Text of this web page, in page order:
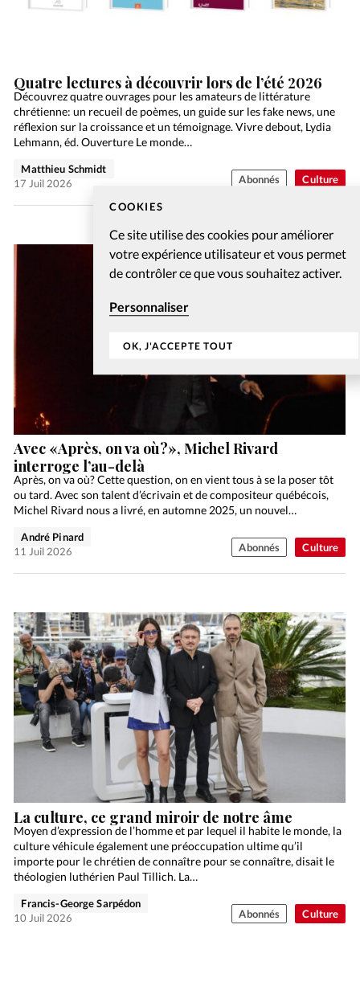
COOKIES
Ce site utilise des cookies pour améliorer
votre expérience utilisateur et vous permet
de contrôler ce que vous souhaitez activer.
Personnaliser
OK, J'ACCEPTE TOUT
Culture
Quatre lectures à découvrir lors de l’été 2026
Découvrez quatre ouvrages pour les amateurs de littérature
chrétienne: un recueil de poèmes, un guide sur les fake news, une
réflexion sur la croissance et un témoignage. Vivre debout, Lydia
Lehmann, éd. Ouverture Le monde…
Matthieu Schmidt
17 Juil 2026
Abonnés
Culture
Avec «Après, on va où?», Michel Rivard
interroge l’au-delà
Après, on va où? Cette question, on en vient tous à se la poser tôt
ou tard. Avec son talent d’écrivain et de compositeur québécois,
Michel Rivard nous a livré, en automne 2025, un nouvel…
André Pinard
11 Juil 2026
Abonnés
Culture
La culture, ce grand miroir de notre âme
Moyen d’expression de l’homme et par lequel il habite le monde, la
culture véhicule également une préoccupation ultime qu’il
importe pour le chrétien de connaître pour se connaître, disait le
théologien luthérien Paul Tillich. La…
Francis-George Sarpédon
10 Juil 2026
Abonnés